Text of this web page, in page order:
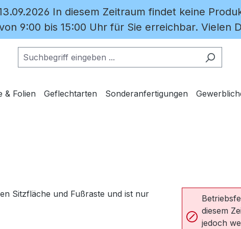
In diesem Zeitraum findet keine
9:00 bis 15:00 Uhr für Sie erreichbar. Vielen
& Folien Geflechtarten Sonderanfertigungen
diesem
jedoch